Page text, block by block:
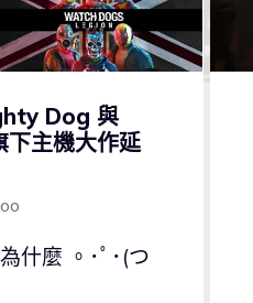
Dog 與
主機大作延
什麼 。･ﾟ･(つ